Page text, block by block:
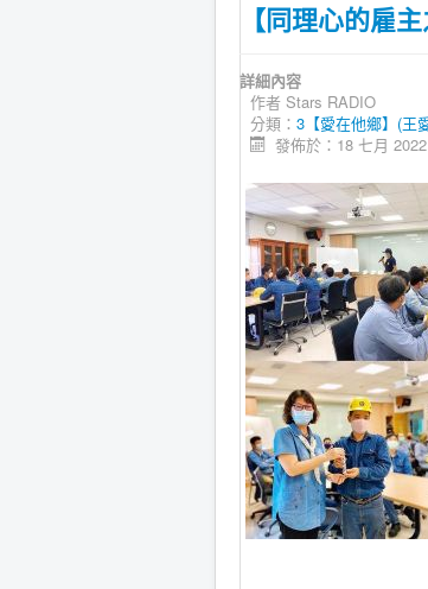
【同理心的雇
詳細內容
作者 Stars RADIO
分類： 3【愛在他鄉】(王
發佈於：18 七月 2022